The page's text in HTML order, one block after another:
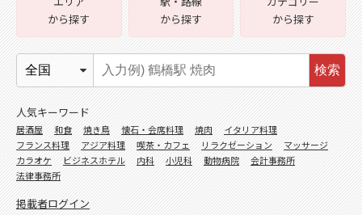
から探す
から探す
から探す
検索
人気キーワード
居酒屋 和食 焼き鳥 懐石・会席料理 焼肉
イタリア料理
フランス料理
アジア料理 喫茶・カフェ リラクゼーション
マッサージ
カラオケ
ビジネスホテル 内科 小児科 動物病院
会計事務所
法律事務所
掲載者ログイン